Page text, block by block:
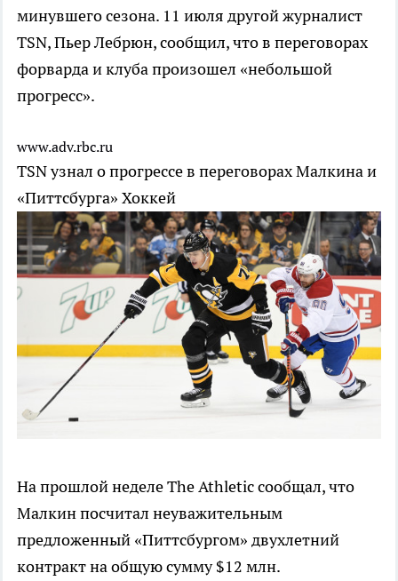
минувшего сезона. 11 июля другой журналист
TSN, Пьер Лебрюн, сообщил, что в переговорах
форварда и клуба произошел «небольшой
прогресс».
www.adv.rbc.ru
TSN узнал о прогрессе в переговорах Малкина и
«Питтсбурга» Хоккей
На прошлой неделе The Athletic сообщал, что
Малкин посчитал неуважительным
предложенный «Питтсбургом» двухлетний
контракт на общую сумму $12 млн.